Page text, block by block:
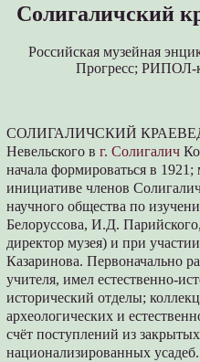
Солигаличский
Российская музейная
Прогресс; РИПОЛ-
СОЛИГАЛИЧСКИЙ
Невельского вг. Солигалич
начала формироваться в
инициативе членов
научного общества по
Белоруссова, И.Д.
директор музея) и при
Казаринова. Первоначально
учителя, имел естественно-
исторический отделы;
археологических и
счёт поступлений из
национализированных